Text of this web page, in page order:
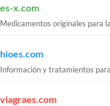
es-x.com
Medicamentos originales para
hioes.com
Información y tratamientos
viagraes.com